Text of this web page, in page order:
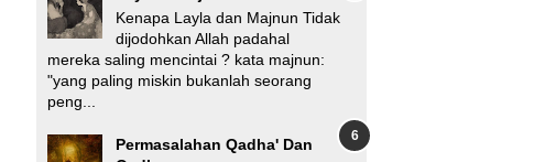
Kenapa Layla dan Majnun Tidak
dijodohkan Allah padahal
mereka saling mencintai ? kata majnun:
"yang paling miskin bukanlah seorang
peng...
Permasalahan Qadha' Dan